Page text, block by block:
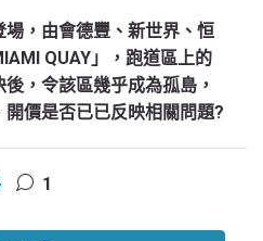
，由會德豐、新世界、恒
QUAY」，跑道區上的
，令該區幾乎成為孤島，
價是否已已反映相關問題?
1